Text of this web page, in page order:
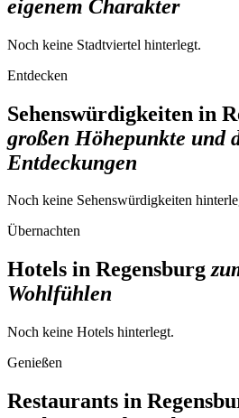
eigenem Charakter
Noch keine Stadtviertel hinterlegt.
Entdecken
Sehenswürdigkeiten in
großen Höhepunkte und
Entdeckungen
Noch keine Sehenswürdigkeiten
Übernachten
Hotels in Regensburg
Wohlfühlen
Noch keine Hotels hinterlegt.
Genießen
Restaurants in